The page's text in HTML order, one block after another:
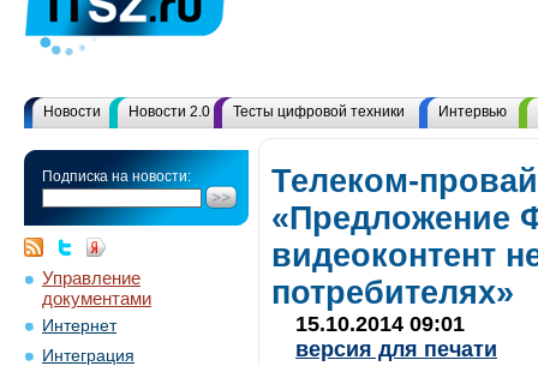
Новости Новости 2.0 Тесты цифровой техники Интервью
Подписка на новости:
Управление
документами
Интернет
Интеграция
Телеком-
«Предложение
видеоконтент
потребителях»
15.10.2014 09:01
версия для печати